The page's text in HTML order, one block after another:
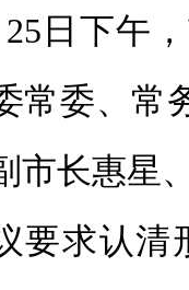
25日下午
常委、常
市长惠星
要求认清